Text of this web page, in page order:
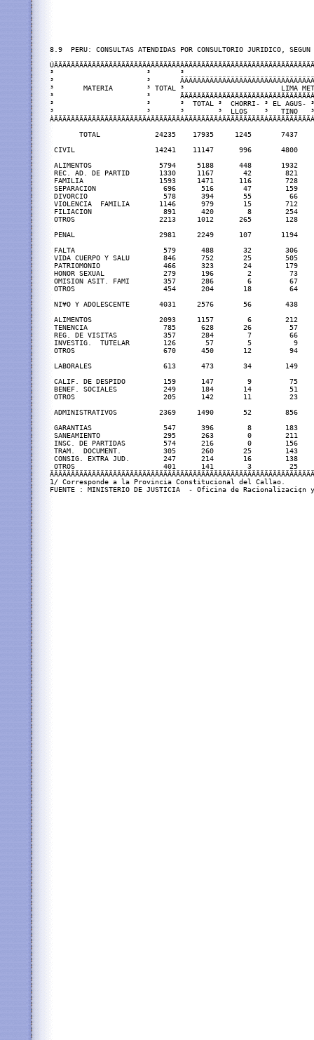
8.9  PERU: CONSULTAS ATENDIDAS POR CONSULTORIO JURIDICO,
³                      ³       ³
³                      ³
³       MATERIA        ³ TOTAL ³
³                      ³
³                      ³       ³  TOTAL ³  CHORRI- ³ EL AGUS- ³
³                      ³       ³        ³  LLOS    ³   TINO   ³
TOTAL             24235    17935     1245       7437
CIVIL                   14241    11147      996       4800
ALIMENTOS                5794     5188      448
REC. AD. DE PARTID       1330     1167       42
FAMILIA                  1593     1471      116
SEPARACION                696      516       47
DIVORCIO                  578      394       55
VIOLENCIA  FAMILIA       1146      979       15
FILIACION                 891      420        8
OTROS                    2213     1012      265
PENAL                    2981     2249      107
FALTA                     579      488       32
VIDA CUERPO Y SALU        846      752       25
PATRIOMONIO               466      323       24
HONOR SEXUAL              279      196        2
OMISION ASIT. FAMI        357      286        6
OTROS                     454      204       18
NI¥O Y ADOLESCENTE       4031     2576       56
ALIMENTOS                2093     1157        6
TENENCIA                  785      628       26
REG. DE VISITAS           357      284        7
INVESTIG.  TUTELAR        126       57        5
OTROS                     670      450       12
LABORALES                 613      473       34
CALIF. DE DESPIDO         159      147        9
BENEF. SOCIALES           249      184       14
OTROS                     205      142       11
ADMINISTRATIVOS          2369     1490       52
GARANTIAS                 547      396        8
SANEAMIENTO               295      263        0
INSC. DE PARTIDAS         574      216        0
TRAM.  DOCUMENT.          305      260       25
CONSIG. EXTRA JUD.        247      214       16
OTROS                     401      141        3
1/ Corresponde a la Provincia Constitucional del Callao.
FUENTE : MINISTERIO DE JUSTICIA  - Oficina de